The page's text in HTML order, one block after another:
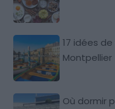
17 idées
Montpellier
Où dormir